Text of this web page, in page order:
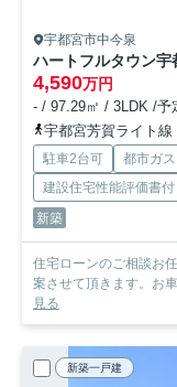
宇都宮市中今泉
ハートフルタウン
4,590万円
- / 97.29㎡ / 3LDK /予
宇都宮芳賀ライト
駐車2台可 都市ガス
建設住宅性能評価書付
新築
住宅ローンのご相談お
案させて頂きます。お
見る
新築一戸建